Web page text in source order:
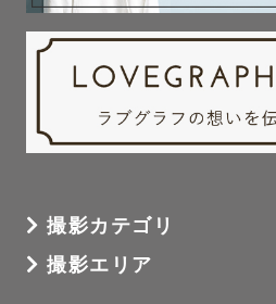
ここまで読んでいただきありが
撮影カテゴリ
撮影エリア